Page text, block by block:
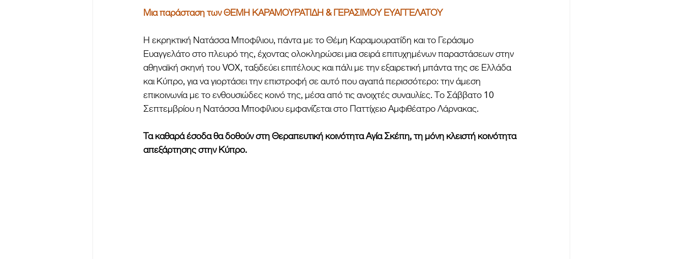
Μια παράσταση των ΘΕΜΗ ΚΑΡΑΜΟΥΡΑΤΙΔΗ & ΓΕΡΑΣΙΜΟΥ ΕΥΑΓΓΕΛΑΤΟΥ
Η εκρηκτική Νατάσσα Μποφίλιου, πάντα με το Θέμη Καραμουρατίδη και το Γεράσιμο
Ευαγγελάτο στο πλευρό της, έχοντας ολοκληρώσει μια σειρά επιτυχημένων παραστάσεων στην
αθηναϊκή σκηνή του VOX, ταξιδεύει επιτέλους και πάλι με την εξαιρετική μπάντα της σε Ελλάδα
και Κύπρο, για να γιορτάσει την επιστροφή σε αυτό που αγαπά περισσότερο: την άμεση
επικοινωνία με το ενθουσιώδες κοινό της, μέσα από τις ανοιχτές συναυλίες. Το Σάββατο 10
Σεπτεμβρίου η Νατάσσα Μποφίλιου εμφανίζεται στο Παττίχειο Αμφιθέατρο Λάρνακας.
Τα καθαρά έσοδα θα δοθούν στη Θεραπευτική κοινότητα Αγία Σκέπη, τη μόνη κλειστή κοινότητα
απεξάρτησης στην Κύπρο.